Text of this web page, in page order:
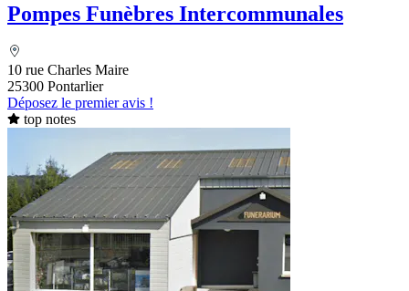
Pompes Funèbres Intercommunales
10 rue Charles Maire
25300 Pontarlier
Déposez le premier avis !
top notes